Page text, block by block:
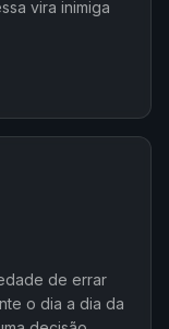
vira inimiga
de errar
o dia a dia da